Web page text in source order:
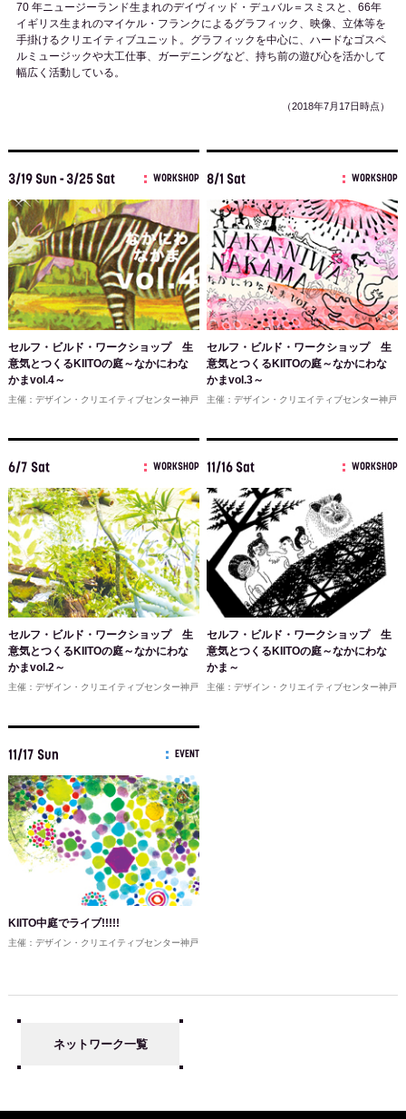
70 年ニュージーランド生まれのデイヴィッド・デュバル＝スミスと、66年
イギリス生まれのマイケル・フランクによるグラフィック、映像、立体等を
手掛けるクリエイティブユニット。グラフィックを中心に、ハードなゴスペ
ルミュージックや大工仕事、ガーデニングなど、持ち前の遊び心を活かして
幅広く活動している。
（2018年7月17日時点）
3/19 Sun - 3/25 Sat WORKSHOP
セルフ・ビルド・ワークショップ 生
意気とつくるKIITOの庭～なかにわな
かまvol.4～
主催：デザイン・クリエイティブセンター神戸
8/1 Sat WORKSHOP
セルフ・ビルド・ワークショップ 生
意気とつくるKIITOの庭～なかにわな
かまvol.3～
主催：デザイン・クリエイティブセンター神戸
6/7 Sat WORKSHOP
セルフ・ビルド・ワークショップ 生
意気とつくるKIITOの庭～なかにわな
かまvol.2～
主催：デザイン・クリエイティブセンター神戸
11/16 Sat WORKSHOP
セルフ・ビルド・ワークショップ 生
意気とつくるKIITOの庭～なかにわな
かま～
主催：デザイン・クリエイティブセンター神戸
11/17 Sun EVENT
KIITO中庭でライブ!!!!!
主催：デザイン・クリエイティブセンター神戸
ネットワーク一覧